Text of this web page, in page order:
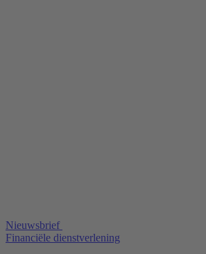
Nieuwsbrief
Financiële dienstverlening